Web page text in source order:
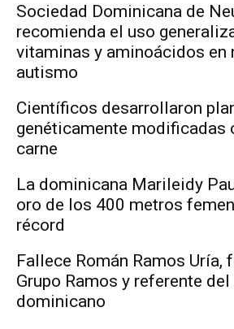
Sociedad Dominicana de
recomienda el uso
vitaminas y aminoácidos en
autismo
Científicos desarrollaron
genéticamente modificadas
carne
La dominicana Marileidy
oro de los 400 metros
récord
Fallece Román Ramos Uría,
Grupo Ramos y referente
dominicano